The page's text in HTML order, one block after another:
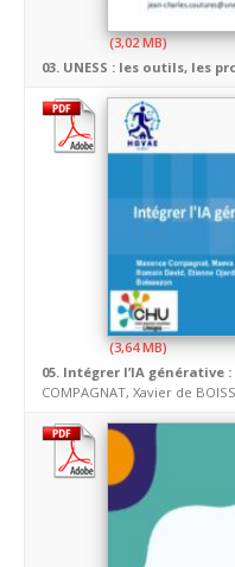
03. UNESS : les outils, les
05. Intégrer l’IA générative :
COMPAGNAT, Xavier de